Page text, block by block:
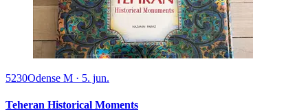
5230Odense M · 5. jun.
Teheran Historical Moments